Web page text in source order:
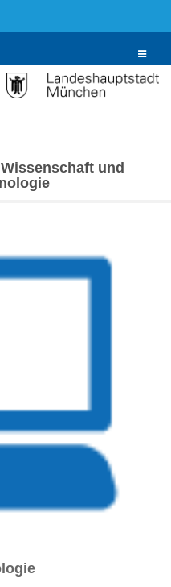
Toggle
Wissenschaft und